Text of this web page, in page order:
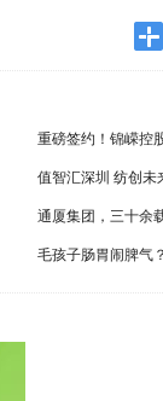
重磅签约！锦嵘控
值智汇深圳 纺创未
通厦集团，三十余
毛孩子肠胃闹脾气